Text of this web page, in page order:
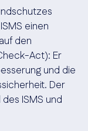
einen
den
Act): Er
und die
Der
ISMS und